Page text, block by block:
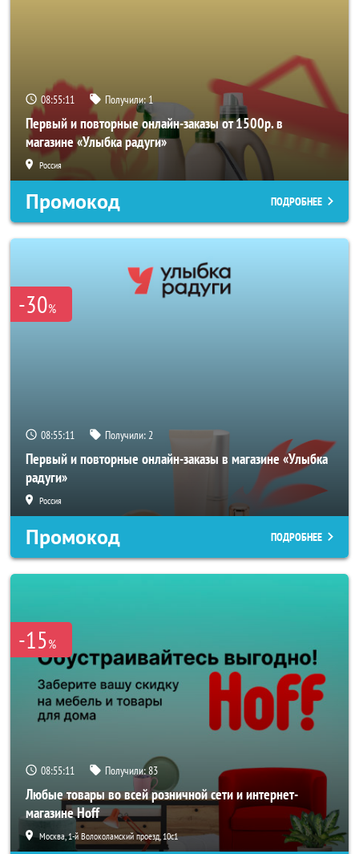
08:55:09 Получили:1
Первый и повторные онлайн-заказы от 1500р. в
магазине «Улыбка радуги»
Россия
Промокод ПОДРОБНЕЕ
-30%
08:55:09 Получили:2
Первый и повторные онлайн-заказы в магазине «Улыбка
радуги»
Россия
Промокод ПОДРОБНЕЕ
-15%
08:55:09 Получили:83
Любые товары во всей розничной сети и интернет-
магазине Hoff
Москва, 1-й Волоколамский проезд, 10с1